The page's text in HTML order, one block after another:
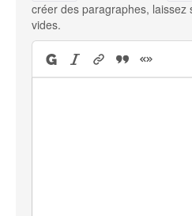
créer des paragraphes, laissez
vides.